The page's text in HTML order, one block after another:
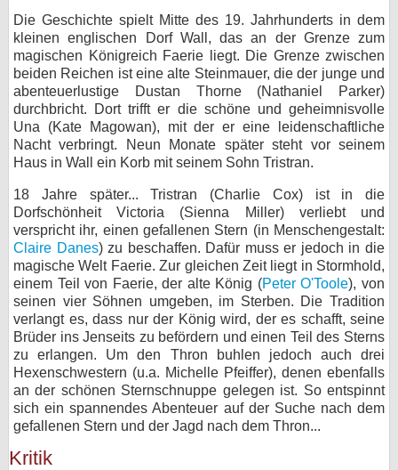
Die Geschichte spielt Mitte des 19. Jahrhunderts in dem
kleinen englischen Dorf Wall, das an der Grenze zum
magischen Königreich Faerie liegt. Die Grenze zwischen
beiden Reichen ist eine alte Steinmauer, die der junge und
abenteuerlustige Dustan Thorne (Nathaniel Parker)
durchbricht. Dort trifft er die schöne und geheimnisvolle
Una (Kate Magowan), mit der er eine leidenschaftliche
Nacht verbringt. Neun Monate später steht vor seinem
Haus in Wall ein Korb mit seinem Sohn Tristran.
18 Jahre später... Tristran (Charlie Cox) ist in die
Dorfschönheit Victoria (Sienna Miller) verliebt und
verspricht ihr, einen gefallenen Stern (in Menschengestalt:
Claire Danes) zu beschaffen. Dafür muss er jedoch in die
magische Welt Faerie. Zur gleichen Zeit liegt in Stormhold,
einem Teil von Faerie, der alte König (Peter O'Toole), von
seinen vier Söhnen umgeben, im Sterben. Die Tradition
verlangt es, dass nur der König wird, der es schafft, seine
Brüder ins Jenseits zu befördern und einen Teil des Sterns
zu erlangen. Um den Thron buhlen jedoch auch drei
Hexenschwestern (u.a. Michelle Pfeiffer), denen ebenfalls
an der schönen Sternschnuppe gelegen ist. So entspinnt
sich ein spannendes Abenteuer auf der Suche nach dem
gefallenen Stern und der Jagd nach dem Thron...
Kritik
Kontakt
Nutzungsbedingungen
Datenschutz
Cookie-Einstellungen
Impressum
Desktop-Ansicht
myFanbase